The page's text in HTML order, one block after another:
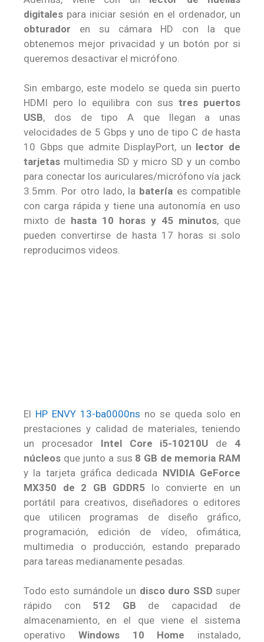
digitales para iniciar sesión en el ordenador, un
obturador en su cámara HD con la que
obtenemos mejor privacidad y un botón por si
queremos desactivar el micrófono.
Sin embargo, este modelo se queda sin puerto
HDMI pero lo equilibra con sus tres puertos
USB, dos de tipo A que llegan a unas
velocidades de 5 Gbps y uno de tipo C de hasta
10 Gbps que admite DisplayPort, un lector de
tarjetas multimedia SD y micro SD y un combo
para conectar los auriculares/micrófono vía jack
3.5mm. Por otro lado, la batería es compatible
con carga rápida y tiene una autonomía en uso
mixto de hasta 10 horas y 45 minutos, que
pueden convertirse de hasta 17 horas si solo
reproducimos videos.
El HP ENVY 13-ba0000ns no se queda solo en
prestaciones y calidad de materiales, teniendo
un procesador Intel Core i5-10210U de 4
núcleos que junto a sus 8 GB de memoria RAM
y la tarjeta gráfica dedicada NVIDIA GeForce
MX350 de 2 GB GDDR5 lo convierte en un
portátil para creativos, diseñadores o editores
que utilicen programas de diseño gráfico,
programación, edición de vídeo, ofimática,
multimedia o producción, estando preparado
para tareas medianamente pesadas.
Todo esto sumándole un disco duro SSD super
rápido con 512 GB de capacidad de
almacenamiento, en el que viene el sistema
operativo Windows 10 Home instalado,